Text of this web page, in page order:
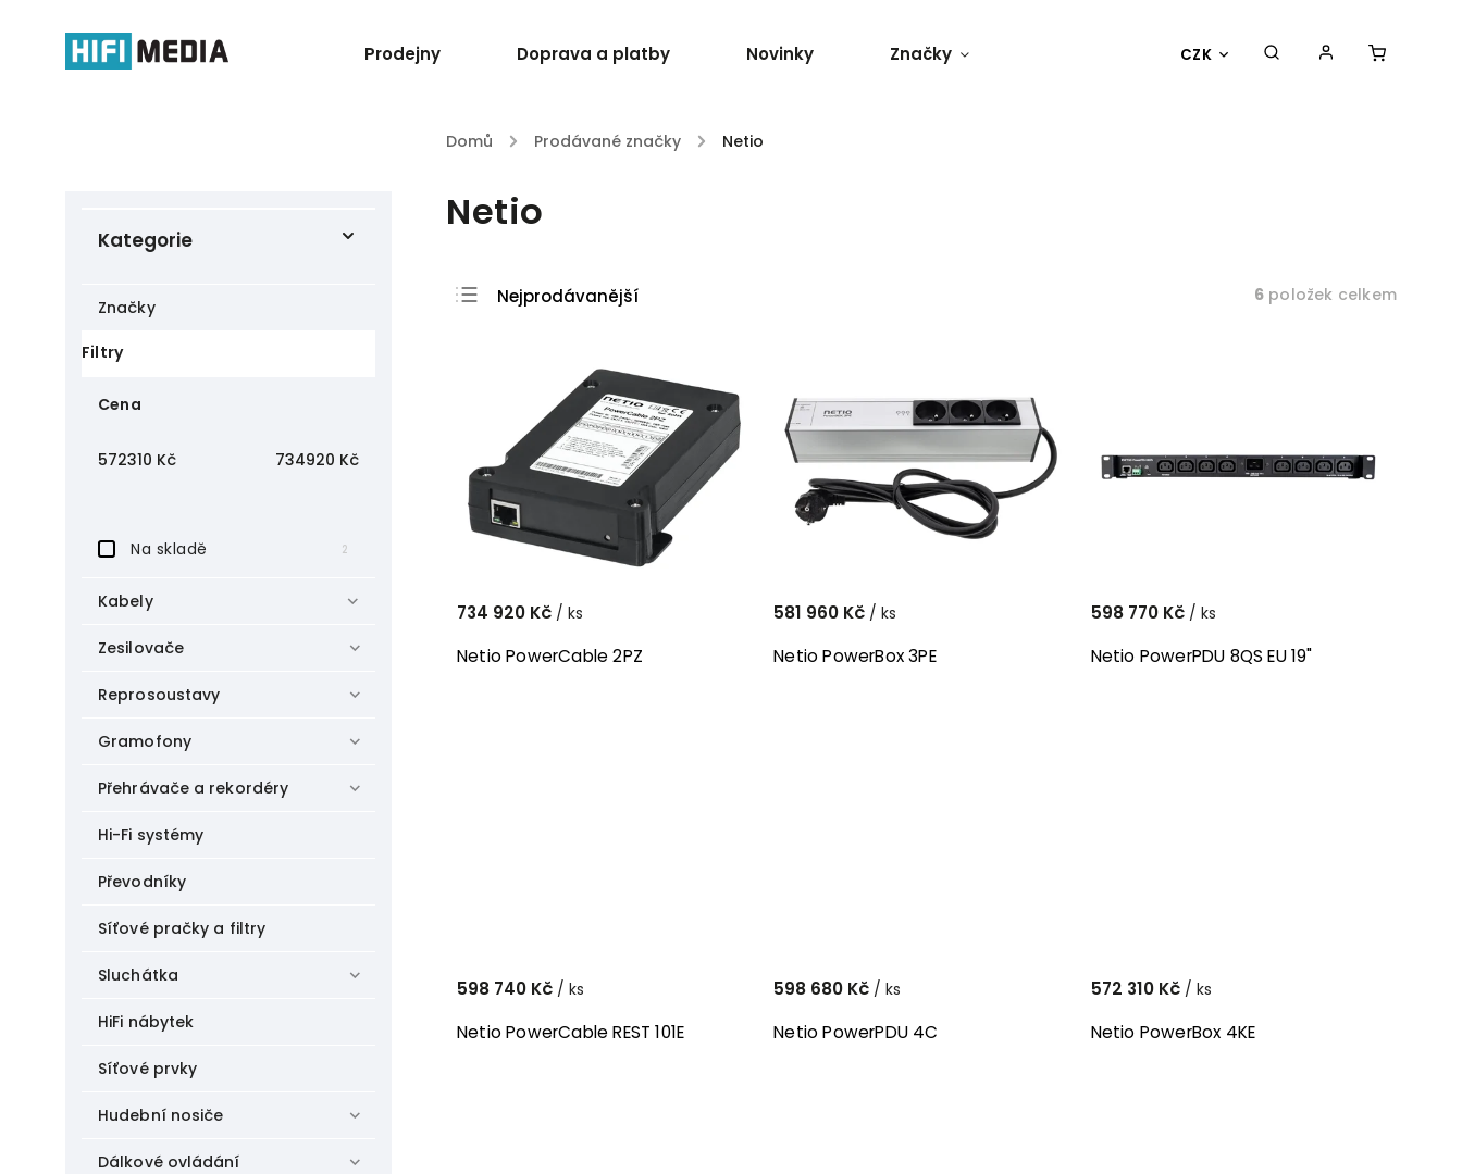
CZK
Prodejny Doprava a platby Novinky Značky
Domů / Prodávané značky / Netio
Kategorie
Filtry
Cena
572310 Kč 734920 Kč
Na skladě 2
Kabely
Zesilovače
Reprosoustavy
Gramofony
Přehrávače a rekordéry
Hi-Fi systémy
Převodníky
Síťové pračky a filtry
Sluchátka
HiFi nábytek
Síťové prvky
Hudební nosiče
Dálkové ovládání
Značky
Netio
Nejprodávanější
Abecedně
6 položek celkem
Netio PowerCable 2PZ
734 920 Kč / ks
Netio PowerBox 3PE
581 960 Kč / ks
Netio PowerPDU 8QS EU 19"
598 770 Kč / ks
Netio PowerCable REST 101E
598 740 Kč / ks
Netio PowerPDU 4C
598 680 Kč / ks
Netio PowerBox 4KE
572 310 Kč / ks